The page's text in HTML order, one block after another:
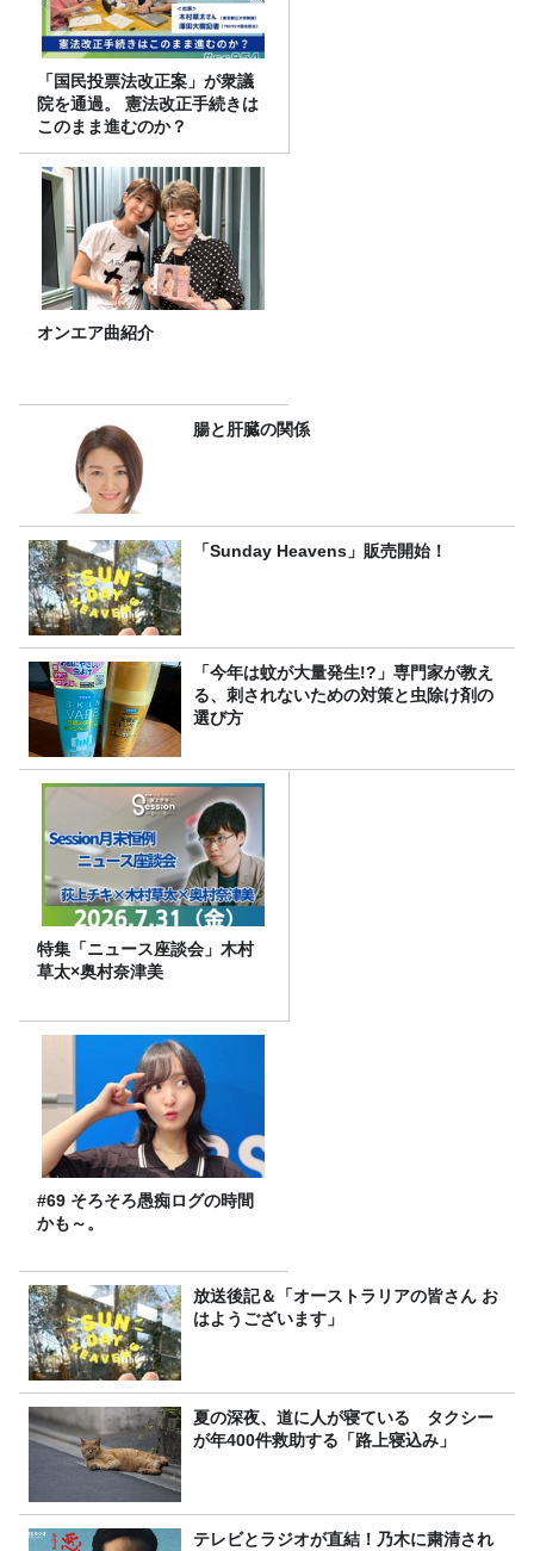
「国民投票法改正案」が衆議
院を通過。 憲法改正手続きは
このまま進むのか？
オンエア曲紹介
腸と肝臓の関係
「Sunday Heavens」販売開始！
「今年は蚊が大量発生!?」専門家が教え
る、刺されないための対策と虫除け剤の
選び方
特集「ニュース座談会」木村
草太×奥村奈津美
#69 そろそろ愚痴ログの時間
かも～。
放送後記＆「オーストラリアの皆さん お
はようございます」
夏の深夜、道に人が寝ている タクシー
が年400件救助する「路上寝込み」
テレビとラジオが直結！乃木に粛清され